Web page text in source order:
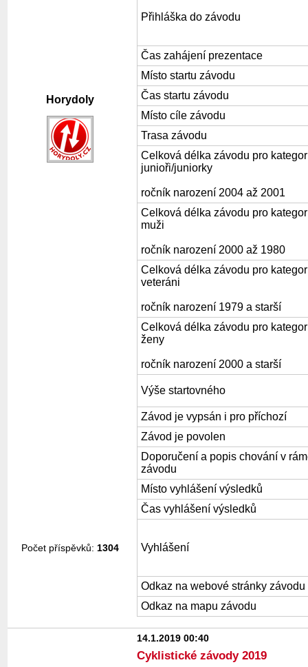
Horydoly
Přihláška do závodu
Čas zahájení prezentace
Místo startu závodu
Čas startu závodu
Místo cíle závodu
Trasa závodu
Celková délka závodu pro
junioři/juniorky
ročník narození 2004 až 2001
Celková délka závodu pro
muži
ročník narození 2000 až 1980
Celková délka závodu pro
veteráni
ročník narození 1979 a starší
Celková délka závodu pro
ženy
ročník narození 2000 a starší
Výše startovného
Závod je vypsán i pro příchozí
Závod je povolen
Doporučení a popis chování v
závodu
Místo vyhlášení výsledků
Čas vyhlášení výsledků
Vyhlášení
Odkaz na webové stránky závodu
Odkaz na mapu závodu
Počet příspěvků: 1304
14.1.2019 00:40
Cyklistické závody 2019